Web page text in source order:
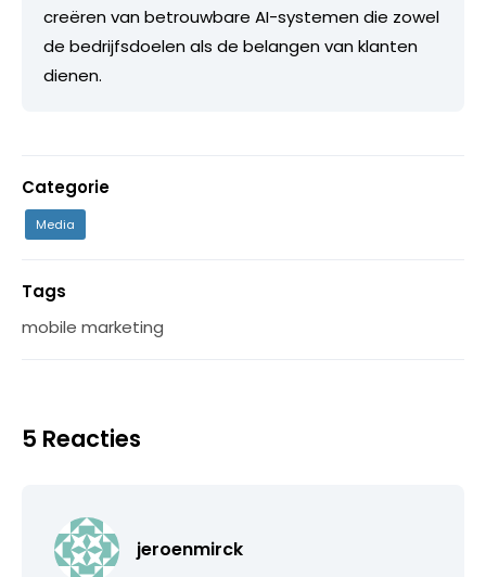
creëren van betrouwbare AI-systemen die zowel
de bedrijfsdoelen als de belangen van klanten
dienen.
Categorie
Media
Tags
mobile marketing
5 Reacties
jeroenmirck